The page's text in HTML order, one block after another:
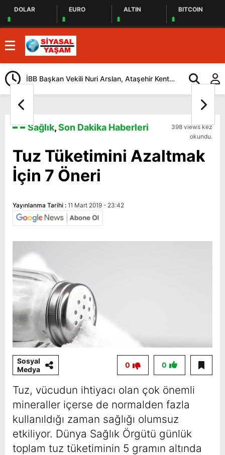
DOLAR EURO ALTIN BITCOIN
İBB Başkan Vekili Nuri Arslan, Ataşehir Kent
Lokantasını Ziyaret Etti
Tuzla’da
Düzenlendi
Sağlık,Son Dakika Haberleri
398 views kez
okundu.
Tuz Tüketimini Azaltmak
İçin 7 Öneri
Yayınlanma Tarihi : 11 Mart 2019 - 23:42
Sosyal
Medya
0
0
Tuz, vücudun ihtiyacı olan çok önemli
mineraller içerse de normalden fazla
kullanıldığı zaman sağlığı olumsuz
etkiliyor. Dünya Sağlık Örgütü günlük
toplam tuz tüketiminin 5 gramın altında